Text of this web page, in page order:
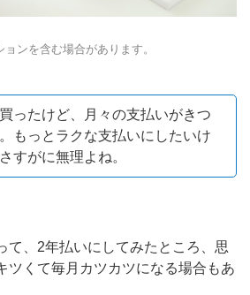
ンを含む場合があります。
ったけど、月々の支払いがきつ
もっとラクな支払いにしたいけ
すがに無理よね。
て、2年払いにしてみたところ、思
ツくて毎月カツカツになる場合もあ